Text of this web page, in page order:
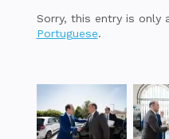
Sorry, this entry is only
Portuguese.